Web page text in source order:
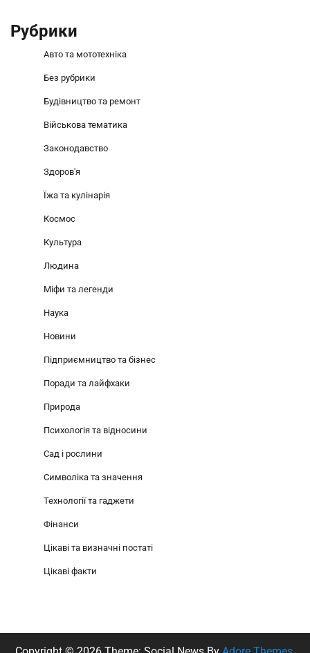
Рубрики
Авто та мототехніка
Без рубрики
Будівництво та ремонт
Військова тематика
Законодавство
Здоров'я
Їжа та кулінарія
Космос
Культура
Людина
Міфи та легенди
Наука
Новини
Підприємництво та бізнес
Поради та лайфхаки
Природа
Психологія та відносини
Сад і рослини
Символіка та значення
Технології та гаджети
Фінанси
Цікаві та визначні постаті
Цікаві факти